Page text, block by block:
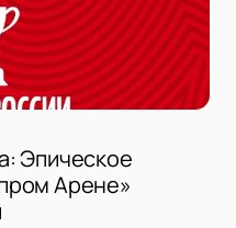
Эпическое
Арене»